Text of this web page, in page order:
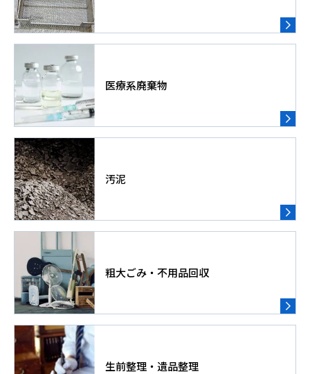
医療系廃棄物
汚泥
粗大ごみ・不用品回収
生前整理・遺品整理